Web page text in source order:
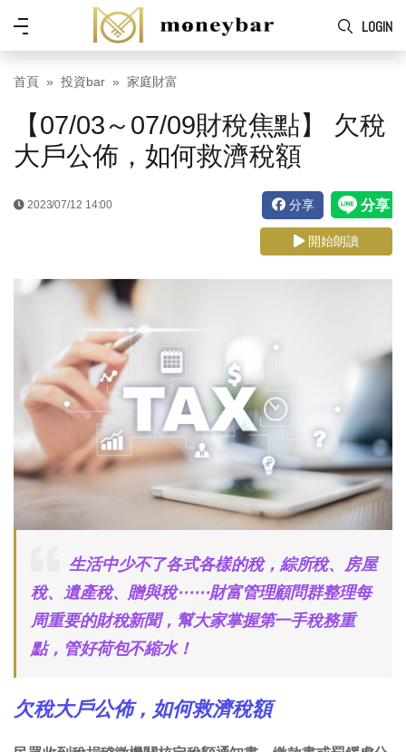
Skip to main content
LOGIN
功
能
表
首頁 投資bar 家庭財富
【07/03～07/09財稅焦點】 欠稅
大戶公佈，如何救濟稅額
2023/07/12 14:00 分享
開始朗讀
生活中少不了各式各樣的稅，綜所稅、房屋
稅、遺產稅、贈與稅⋯⋯財富管理顧問群整理每
周重要的財稅新聞，幫大家掌握第一手稅務重
點，管好荷包不縮水！
欠稅大戶公佈，如何救濟稅額